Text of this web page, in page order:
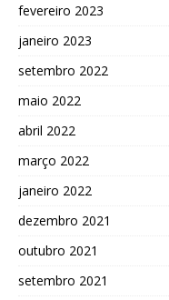
fevereiro 2023
janeiro 2023
setembro 2022
maio 2022
abril 2022
março 2022
janeiro 2022
dezembro 2021
outubro 2021
setembro 2021